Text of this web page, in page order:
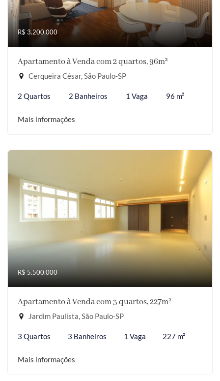
R$ 3.200.000
Apartamento à Venda com 2 quartos, 96m²
Cerqueira César, São Paulo-SP
2 Quartos 2 Banheiros 1 Vaga 96 m²
Mais informações
R$ 5.500.000
Apartamento à Venda com 3 quartos, 227m²
Jardim Paulista, São Paulo-SP
3 Quartos 3 Banheiros 1 Vaga 227 m²
Mais informações